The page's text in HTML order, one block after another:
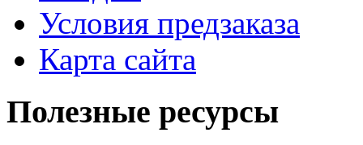
Условия предзаказа
Карта сайта
Полезные ресурсы